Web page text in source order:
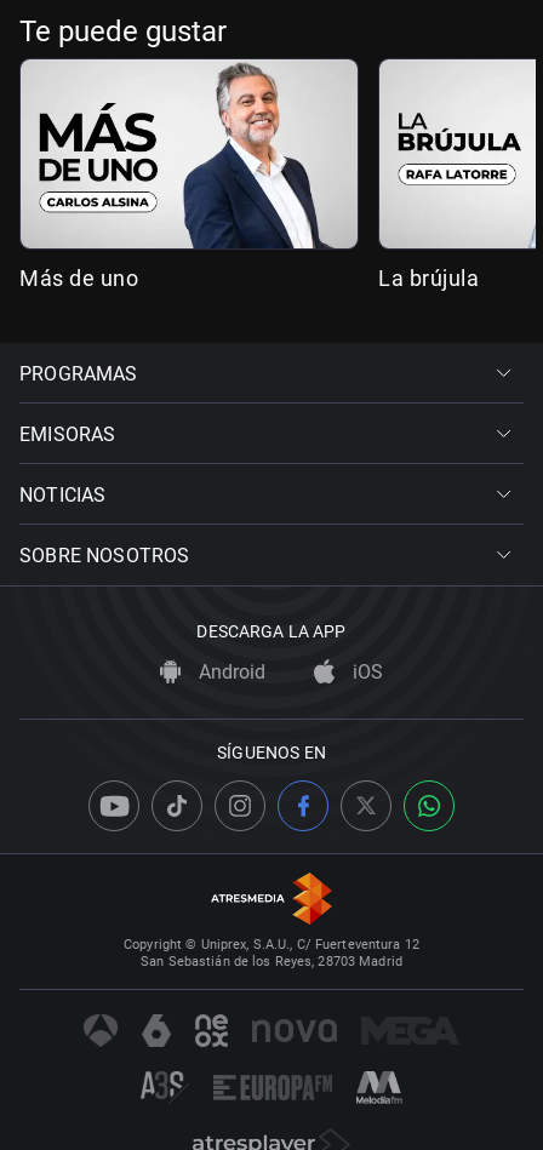
Te puede gustar
Más de uno La brújula
PROGRAMAS
EMISORAS
NOTICIAS
SOBRE NOSOTROS
DESCARGA LA APP
Android iOS
SÍGUENOS EN
Copyright © Uniprex, S.A.U., C/ Fuerteventura 12
San Sebastián de los Reyes, 28703 Madrid